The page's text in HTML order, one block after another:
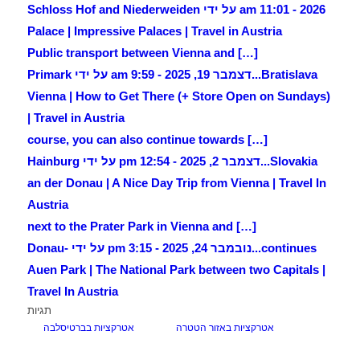
2026 - 11:01 am על ידי Schloss Hof and Niederweiden
Palace | Impressive Palaces | Travel in Austria
[…] Public transport between Vienna and
Bratislava...
דצמבר 19, 2025 - 9:59 am על ידי Primark
Vienna | How to Get There (+ Store Open on Sundays)
| Travel in Austria
[…] course, you can also continue towards
Slovakia...
דצמבר 2, 2025 - 12:54 pm על ידי Hainburg
an der Donau | A Nice Day Trip from Vienna | Travel In
Austria
[…] next to the Prater Park in Vienna and
continues...
נובמבר 24, 2025 - 3:15 pm על ידי Donau-
Auen Park | The National Park between two Capitals |
Travel In Austria
תגיות
אטרקציות באזור הטטרה
אטרקציות בברטיסלבה